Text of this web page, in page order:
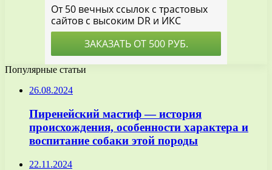
Популярные статьи
26.08.2024
Пиренейский мастиф — история
происхождения, особенности характера и
воспитание собаки этой породы
22.11.2024